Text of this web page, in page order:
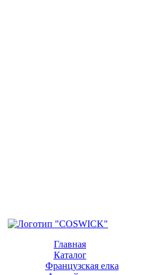
Главная
Каталог
Французская елка